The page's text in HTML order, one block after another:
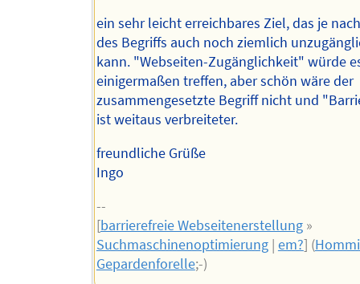
ein sehr leicht erreichbares Ziel, das je
des Begriffs auch noch ziemlich
kann. "Webseiten-Zugänglichkeit" würde
einigermaßen treffen, aber schön wäre der
zusammengesetzte Begriff nicht und
ist weitaus verbreiteter.
freundliche Grüße
Ingo
--
[barrierefreie Webseitenerstellung»
Suchmaschinenoptimierung| em?] (
Gepardenforelle;-)